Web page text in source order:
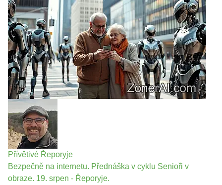
Přívětivé Řeporyje
Bezpečně na internetu. Přednáška v cyklu Senioři v
obraze. 19. srpen - Řeporyje.